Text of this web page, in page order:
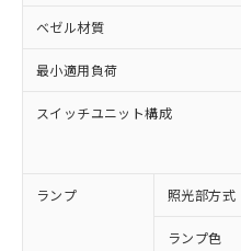
ベゼル材質
最小適用負荷
スイッチユニット構成
ランプ 照光部方式
ランプ色